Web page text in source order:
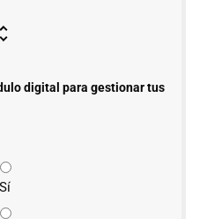
digital para gestionar tus
Sí